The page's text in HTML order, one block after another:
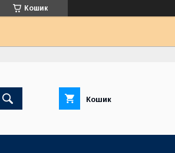
Кошик
Кошик